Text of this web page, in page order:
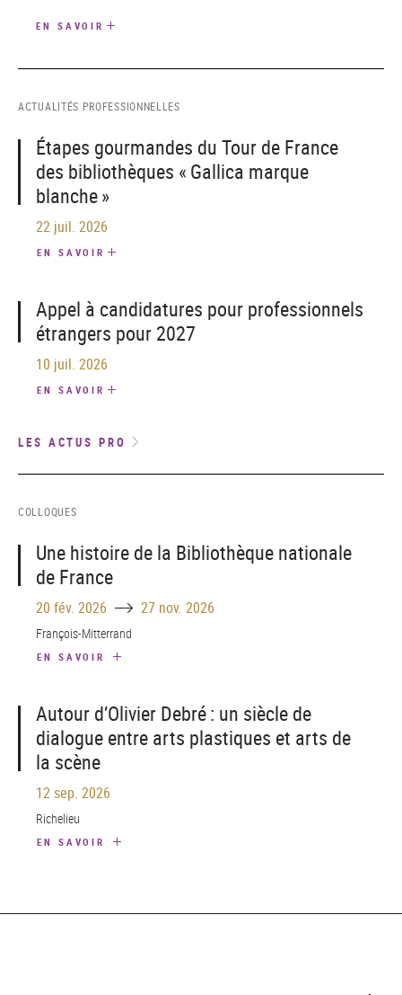
EN SAVOIR
ACTUALITÉS PROFESSIONNELLES
Étapes gourmandes du Tour de France
des bibliothèques « Gallica marque
blanche »
22 juil. 2026
EN SAVOIR
Appel à candidatures pour professionnels
étrangers pour 2027
10 juil. 2026
EN SAVOIR
LES ACTUS PRO
COLLOQUES
Une histoire de la Bibliothèque nationale
de France
20 fév. 2026 Until 27 nov. 2026
François-Mitterrand
EN SAVOIR
Autour d’Olivier Debré : un siècle de
dialogue entre arts plastiques et arts de
la scène
12 sep. 2026
Richelieu
EN SAVOIR